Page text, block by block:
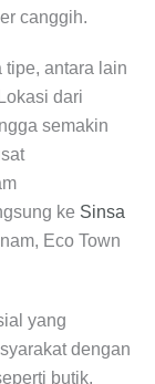
canggih.
tipe, antara lain
dari
semakin
ke Sinsa
Eco Town
yang
dengan
butik,